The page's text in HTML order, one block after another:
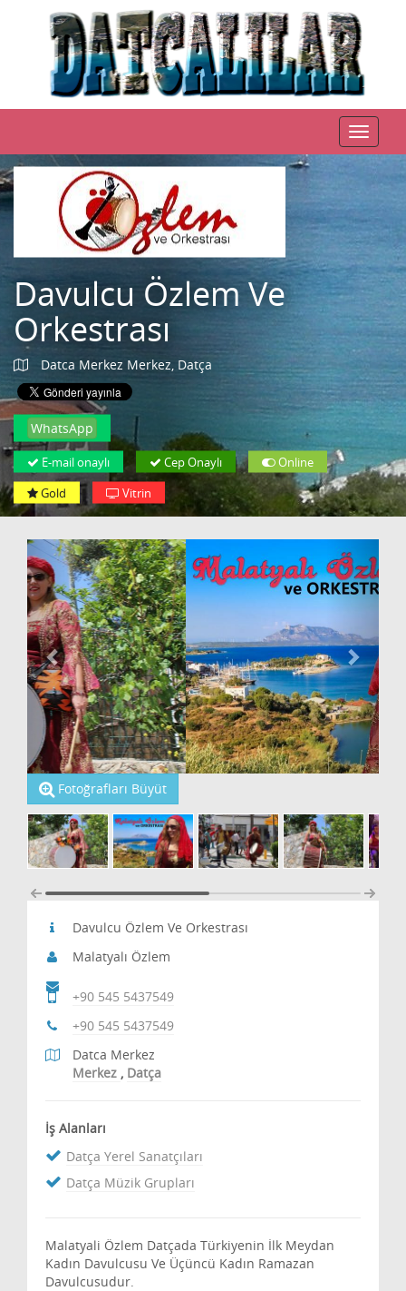
Toggle
Davulcu Özlem Ve
Orkestrası
Datca Merkez Merkez, Datça
WhatsApp
E-mail onaylı Cep Onaylı
Online
Gold
Vitrin
Fotoğrafları Büyüt
Davulcu Özlem Ve Orkestrası
Malatyalı Özlem
+90 545 5437549
+90 545 5437549
Datca Merkez
Merkez , Datça
İş Alanları
Datça Yerel Sanatçıları
Datça Müzik Grupları
Malatyali Özlem Datçada Türkiyenin İlk Meydan
Kadın Davulcusu Ve Üçüncü Kadın Ramazan
Davulcusudur.